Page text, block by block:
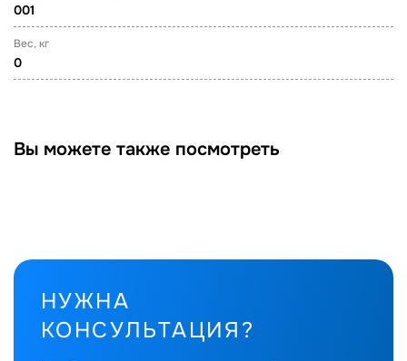
001
Вес, кг
0
Вы можете также посмотреть
НУЖНА
КОНСУЛЬТАЦИЯ?